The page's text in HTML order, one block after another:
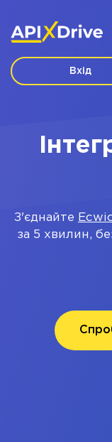
Вхід
З'єднайте
за 5 хвилин,